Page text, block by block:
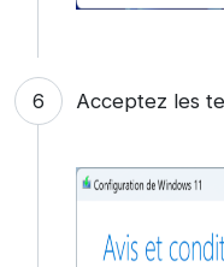
Acceptez les